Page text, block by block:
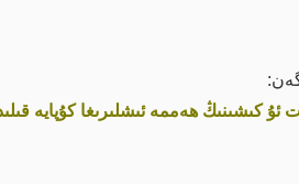
كىشىنىڭ ھەممە ئىشلىرىغا كۇپايە